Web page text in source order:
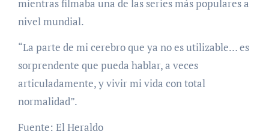
mientras filmaba una de las series más populares a
nivel mundial.
“La parte de mi cerebro que ya no es utilizable… es
sorprendente que pueda hablar, a veces
articuladamente, y vivir mi vida con total
normalidad”.
Fuente: El Heraldo